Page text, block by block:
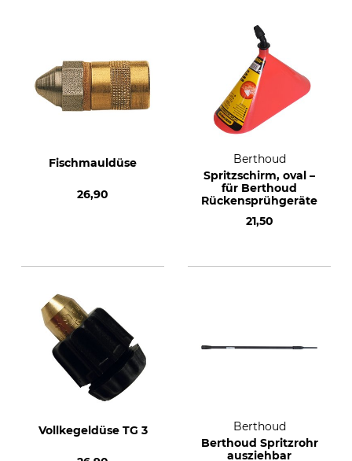
Fischmauldüse
26,90
Berthoud
Spritzschirm, oval –
für Berthoud
Rückensprühgeräte
21,50
Vollkegeldüse TG 3
Berthoud
Berthoud Spritzrohr
ausziehbar